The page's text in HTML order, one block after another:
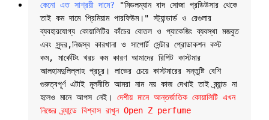
কেনো এত সাশ্রয়ী দামে? "মিডলম্যান বাদ সোজা প্রডিউসার থেকে
তাই কম দামে প্রিমিয়াম পারফিউম।" স্ট্যান্ডার্ড ও রেগুলার
ব্যবহারযোগ্য কোয়ালিটির কাঁচের বোতল ও প্যাকেজিং ব্যবস্থা মজবুত
এবং সুন্দর,নিজস্ব কারখানা ও সাপোর্ট সেন্টার প্রোডাকশন কস্ট
কম, মার্কেটিং খরচ কম কারণ আমাদের রিপিট কাস্টমার
আলহামদুলিল্লাহ প্রচুর। লাভের চেয়ে কাস্টমারের সন্তুষ্টি বেশি
গুরুত্বপূর্ণ এটাই মূলনীতি আমরা নাম নয় কাজ দেখাই তাই ব্র্যান্ড না
হলেও মানে আপস নেই। দেশীয় মানে আন্তর্জাতিক কোয়ালিটি এখন
নিজের ব্র্যান্ডে বিশ্বাস রাখুন Open Z perfume